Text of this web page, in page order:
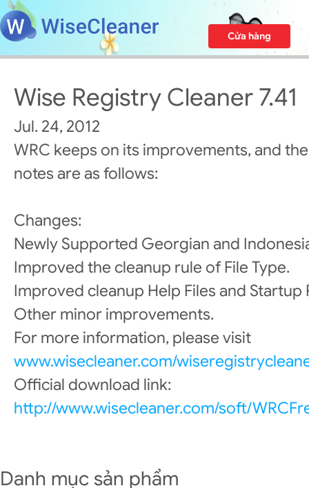
Cửa hàng
Wise Registry Cleaner 7.41
Jul. 24, 2012
WRC keeps on its improvements, and
notes are as follows:
Changes:
Newly Supported Georgian and
Improved the cleanup rule of File Type.
Improved cleanup Help Files and Startup
Other minor improvements.
For more information, please visit
www.wisecleaner.com/
Official download link:
http://www.wisecleaner.com/soft/
Danh mục sản phẩm